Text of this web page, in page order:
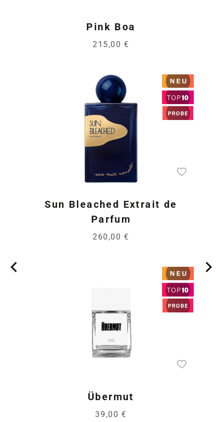
Pink Boa
215,00 €
Sun Bleached Extrait de
Parfum
260,00 €
Übermut
39,00 €